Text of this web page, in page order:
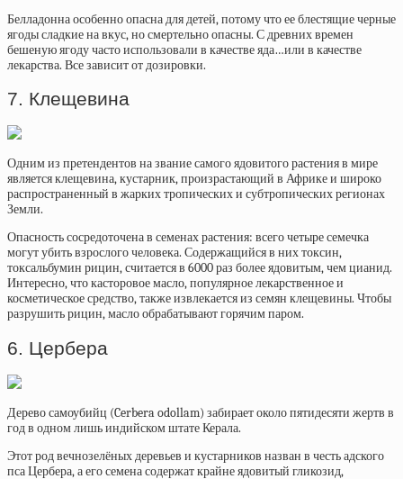
Белладонна особенно опасна для детей, потому что ее блестящие черные
ягоды сладкие на вкус, но смертельно опасны. С древних времен
бешеную ягоду часто использовали в качестве яда…или в качестве
лекарства. Все зависит от дозировки.
7. Клещевина
Одним из претендентов на звание самого ядовитого растения в мире
является клещевина, кустарник, произрастающий в Африке и широко
распространенный в жарких тропических и субтропических регионах
Земли.
Опасность сосредоточена в семенах растения: всего четыре семечка
могут убить взрослого человека. Содержащийся в них токсин,
токсальбумин рицин, считается в 6000 раз более ядовитым, чем цианид.
Интересно, что касторовое масло, популярное лекарственное и
косметическое средство, также извлекается из семян клещевины. Чтобы
разрушить рицин, масло обрабатывают горячим паром.
6. Цербера
Дерево самоубийц (Cerbera odollam) забирает около пятидесяти жертв в
год в одном лишь индийском штате Керала.
Этот род вечнозелёных деревьев и кустарников назван в честь адского
пса Цербера, а его семена содержат крайне ядовитый гликозид,